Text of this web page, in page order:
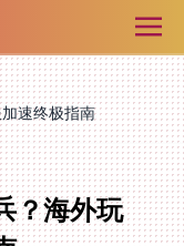
速终极指南
？海外玩